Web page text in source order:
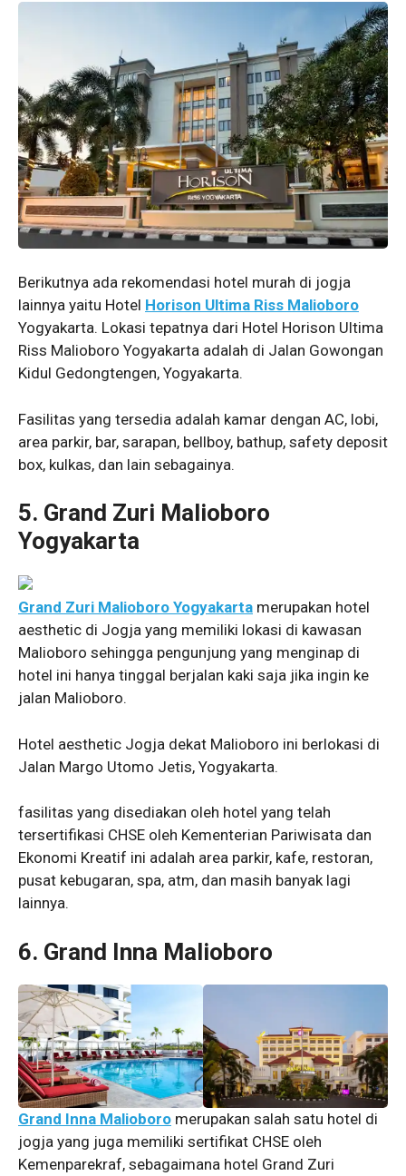
Berikutnya ada rekomendasi hotel murah di jogja
lainnya yaitu Hotel Horison Ultima Riss Malioboro
Yogyakarta. Lokasi tepatnya dari Hotel Horison Ultima
Riss Malioboro Yogyakarta adalah di Jalan Gowongan
Kidul Gedongtengen, Yogyakarta.
Fasilitas yang tersedia adalah kamar dengan AC, lobi,
area parkir, bar, sarapan, bellboy, bathup, safety deposit
box, kulkas, dan lain sebagainya.
5. Grand Zuri Malioboro
Yogyakarta
Grand Zuri Malioboro Yogyakarta merupakan hotel
aesthetic di Jogja yang memiliki lokasi di kawasan
Malioboro sehingga pengunjung yang menginap di
hotel ini hanya tinggal berjalan kaki saja jika ingin ke
jalan Malioboro.
Hotel aesthetic Jogja dekat Malioboro ini berlokasi di
Jalan Margo Utomo Jetis, Yogyakarta.
fasilitas yang disediakan oleh hotel yang telah
tersertifikasi CHSE oleh Kementerian Pariwisata dan
Ekonomi Kreatif ini adalah area parkir, kafe, restoran,
pusat kebugaran, spa, atm, dan masih banyak lagi
lainnya.
6. Grand Inna Malioboro
Grand Inna Malioboro merupakan salah satu hotel di
jogja yang juga memiliki sertifikat CHSE oleh
Kemenparekraf, sebagaimana hotel Grand Zuri